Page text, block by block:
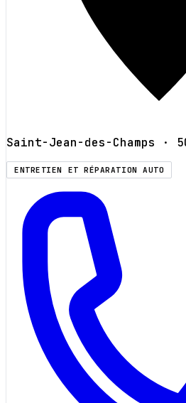
Saint-Jean-des-Champs ·
ENTRETIEN ET RÉPARATION AUTO